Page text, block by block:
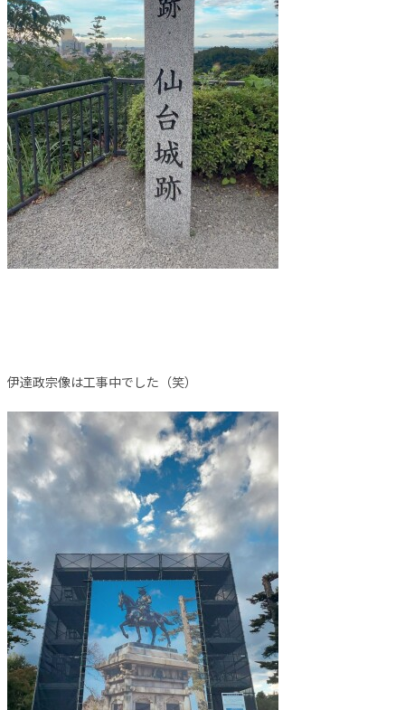
伊達政宗像は工事中でした（笑）